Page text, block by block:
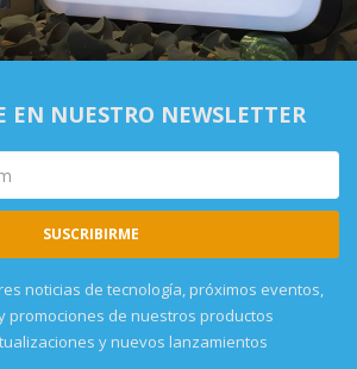
EN NUESTRO NEWSLETTER
noticias de tecnología, próximos eventos,
promociones de nuestros productos
y nuevos lanzamientos